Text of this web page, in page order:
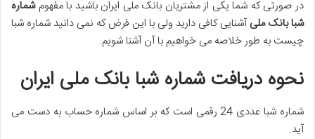
در صورتی که شما یکی از مشتریان بانک ملی ایران باشید با مفهومشماره
شبا بانک ملیآشنایی کافی دارید ولی با این فرض که نمی دانید شماره شبا
چیست به طور خلاصه می خواهیم با آن آشنا شویم.
نحوه دریافت شماره شبا بانک ملی ایران
شماره شبا عددی 24 رقمی است که بر اساس شماره حساب به دست می
آید.